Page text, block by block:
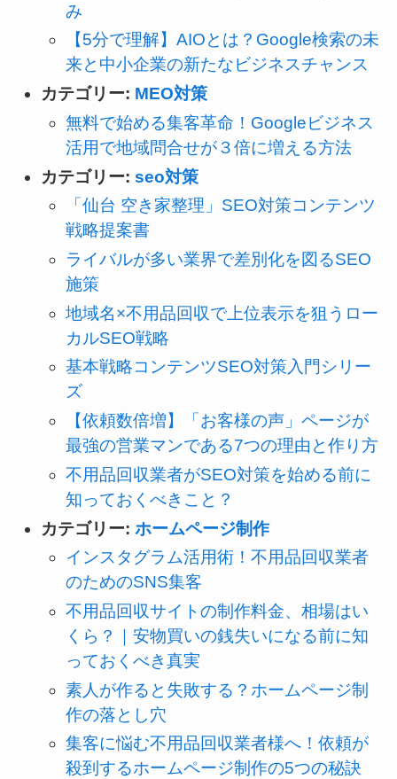
み
【5分で理解】AIOとは？Google検索の未
来と中小企業の新たなビジネスチャンス
カテゴリー: MEO対策
無料で始める集客革命！Googleビジネス
活用で地域問合せが３倍に増える方法
カテゴリー:seo対策
「仙台 空き家整理」SEO対策コンテンツ
戦略提案書
ライバルが多い業界で差別化を図るSEO
施策
地域名×不用品回収で上位表示を狙うロー
カルSEO戦略
基本戦略コンテンツSEO対策入門シリー
ズ
【依頼数倍増】「お客様の声」ページが
最強の営業マンである7つの理由と作り方
不用品回収業者がSEO対策を始める前に
知っておくべきこと？
カテゴリー:ホームページ制作
インスタグラム活用術！不用品回収業者
のためのSNS集客
不用品回収サイトの制作料金、相場はい
くら？｜安物買いの銭失いになる前に知
っておくべき真実
素人が作ると失敗する？ホームページ制
作の落とし穴
集客に悩む不用品回収業者様へ！依頼が
殺到するホームページ制作の5つの秘訣